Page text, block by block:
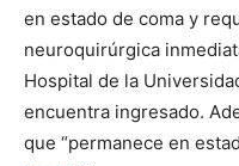
en estado de coma y
neuroquirúrgica
Hospital de la
encuentra ingresado.
que “permanece en